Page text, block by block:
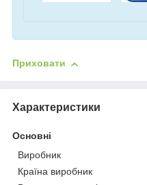
Приховати
Характеристики
Основні
Виробник
Країна виробник